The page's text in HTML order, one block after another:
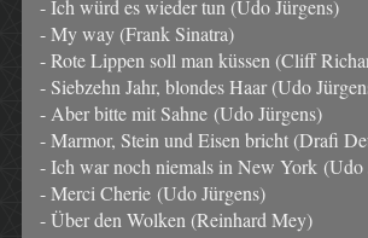
- Ich würd es wieder tun (Udo Jürgens)
- My way (Frank Sinatra)
- Rote Lippen soll man küssen (Cliff
- Siebzehn Jahr, blondes Haar (Udo
- Aber bitte mit Sahne (Udo Jürgens)
- Marmor, Stein und Eisen bricht (Drafi
- Ich war noch niemals in New York (Udo
- Merci Cherie (Udo Jürgens)
- Über den Wolken (Reinhard Mey)